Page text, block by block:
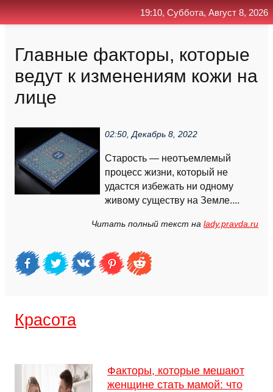
Главные факторы, которые
ведут к изменениям кожи на
лице
02:50, Декабрь 8, 2022
Старость — неотъемлемый
процесс жизни, который не
удастся избежать ни одному
живому существу на Земле....
Читать полный текст на lady.pravda.ru
Красота
Факторы, которые мешают
женщине стать мамой: что
19:10, Суббота, Август 8, 2026